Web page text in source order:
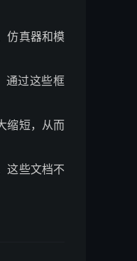
仿真器和模
通过这些框
缩短，从而
这些文档不